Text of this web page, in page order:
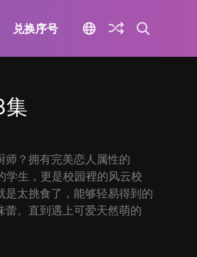
兑换序号
集
师？拥有完美恋人属性的
学生，更是校园裡的风云校
是太挑食了，能够轻易得到的
蕾。直到遇上可爱天然萌的